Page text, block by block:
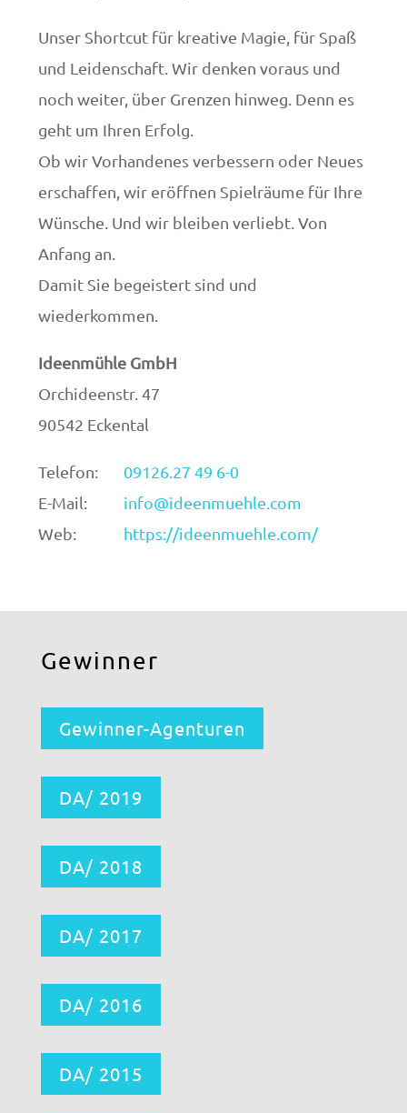
Unser Shortcut für kreative Magie, für Spaß
und Leidenschaft. Wir denken voraus und
noch weiter, über Grenzen hinweg. Denn es
geht um Ihren Erfolg.
Ob wir Vorhandenes verbessern oder Neues
erschaffen, wir eröffnen Spielräume für Ihre
Wünsche. Und wir bleiben verliebt. Von
Anfang an.
Damit Sie begeistert sind und
wiederkommen.
Ideenmühle GmbH
Orchideenstr. 47
90542 Eckental
Telefon: 09126.27 49 6-0
E-Mail: info@ideenmuehle.com
Web: https://ideenmuehle.com/
Gewinner
Gewinner-Agenturen
DA/ 2019
DA/ 2018
DA/ 2017
DA/ 2016
DA/ 2015